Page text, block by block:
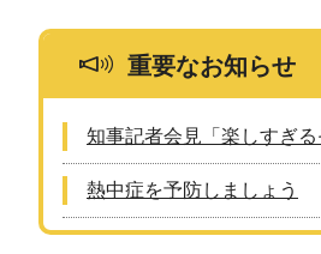
重要なお知らせ
知事記者会見「楽しすぎ
熱中症を予防しましょう